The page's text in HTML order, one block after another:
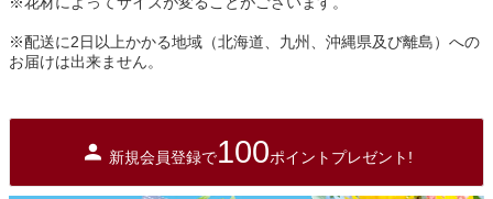
※配送に2日以上かかる地域（北海道、九州、沖縄県及び離島）への
お届けは出来ません。
新規会員登録で100ポイントプレゼント!